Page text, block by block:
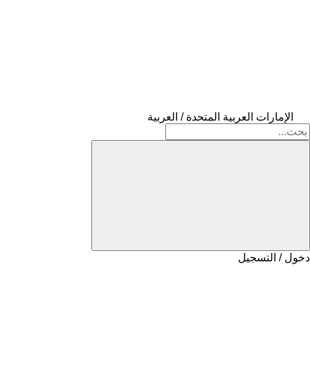
الإمارات العربية المتحدة / العربية
دخول / التسجيل